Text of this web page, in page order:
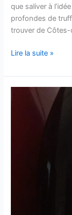
que saliver à
profondes de
trouver de
Cairanne
Truffes
et
Lire la suite »